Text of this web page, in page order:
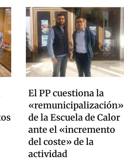
El PP cuestiona la
«remunicipalización»
de la Escuela de Calor
ante el «incremento
del coste» de la
actividad